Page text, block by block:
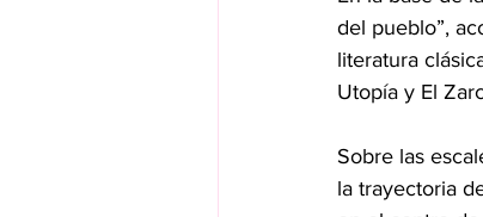
del pueblo”,
literatura
Utopía y El
Sobre las
la trayectoria